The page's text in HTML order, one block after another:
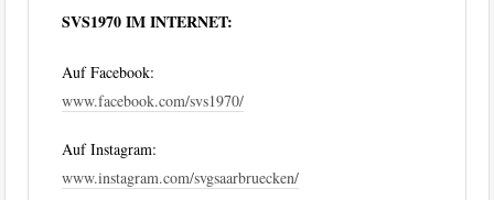
SVS1970 IM INTERNET:
Auf Facebook:
www.facebook.com/svs1970/
Auf Instagram:
www.instagram.com/svgsaarbruecken/